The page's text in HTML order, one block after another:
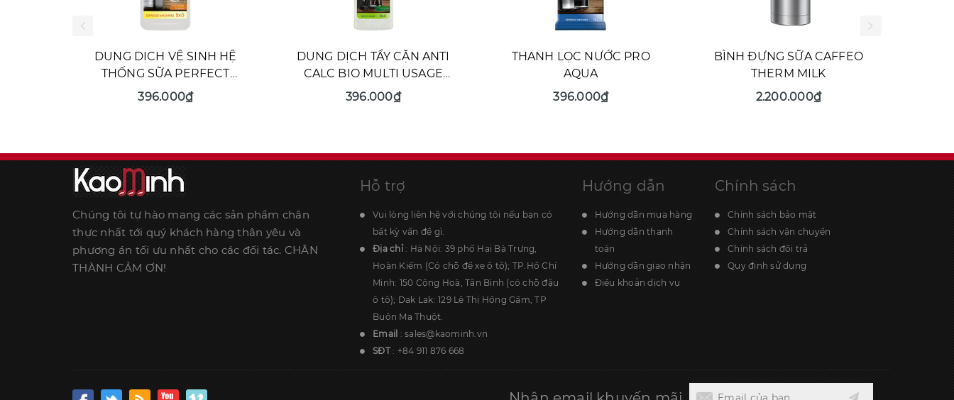
DUNG DỊCH VỆ SINH HỆ
THỐNG SỮA PERFECT
CLEAN
396.000₫
DUNG DỊCH TẨY CẶN ANTI
CALC BIO MULTI USAGE
250ML
396.000₫
THANH LỌC NƯỚC PRO
AQUA
396.000₫
BÌNH ĐỰNG SỮA CAFFEO
THERM MILK
2.200.000₫
Chúng tôi tự hào mang các sản phẩm chân
thực nhất tới quý khách hàng thân yêu và
phương án tối ưu nhất cho các đối tác. CHÂN
THÀNH CẢM ƠN!
Hỗ trợ
Vui lòng liên hệ với chúng tôi nếu bạn có
bất kỳ vấn đề gì.
Địa chỉ: Hà Nội: 39 phố Hai Bà Trưng,
Hoàn Kiếm (Có chỗ để xe ô tô); TP.Hồ Chí
Minh: 150 Cộng Hoà, Tân Bình (có chỗ đậu
ô tô); Dak Lak: 129 Lê Thị Hồng Gấm, TP
Buôn Ma Thuột.
Email : sales@kaominh.vn
SĐT: +84 911 876 668
Hướng dẫn
Hướng dẫn mua hàng
Hướng dẫn thanh
toán
Hướng dẫn giao nhận
Điều khoản dịch vụ
Chính sách
Chính sách bảo mật
Chính sách vận chuyển
Chính sách đổi trả
Quy định sử dụng